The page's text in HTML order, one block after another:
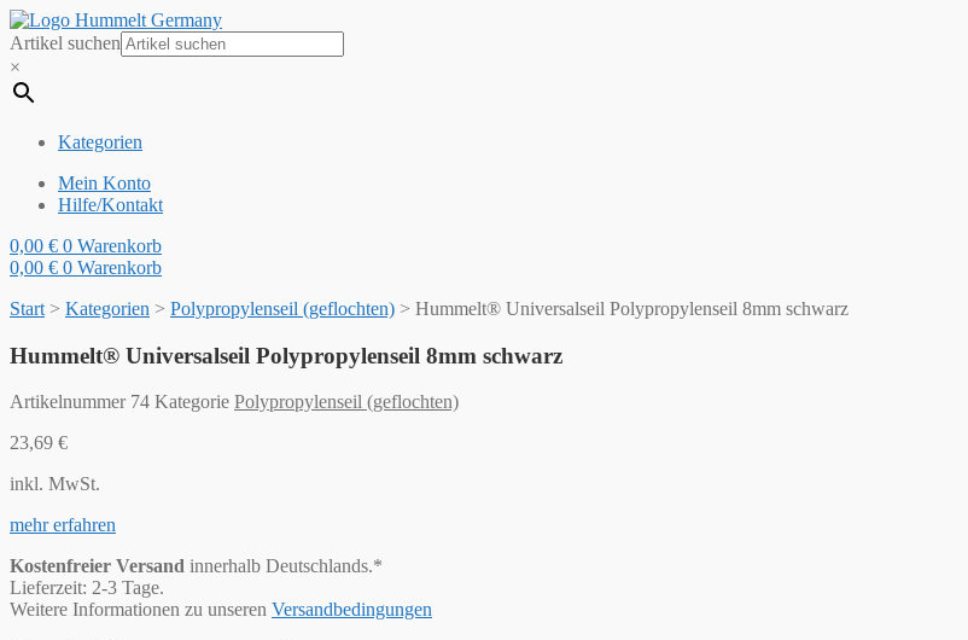
Artikel suchen
×
Kategorien
Mein Konto
Hilfe/Kontakt
0,00 € 0 Warenkorb
0,00 € 0 Warenkorb
Start > Kategorien > Polypropylenseil (geflochten) > Hummelt® Universalseil Polypropylenseil 8mm schwarz
Hummelt® Universalseil Polypropylenseil 8mm schwarz
Artikelnummer 74 Kategorie Polypropylenseil (geflochten)
23,69 €
inkl. MwSt.
mehr erfahren
Kostenfreier Versand innerhalb Deutschlands.*
Lieferzeit: 2-3 Tage.
Weitere Informationen zu unseren Versandbedingungen